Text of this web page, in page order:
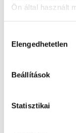
Ön által használt
kiválasztása
Elengedhetetlen
Beállítások
Statisztikai
Válaszoljon
ajándékunkat!